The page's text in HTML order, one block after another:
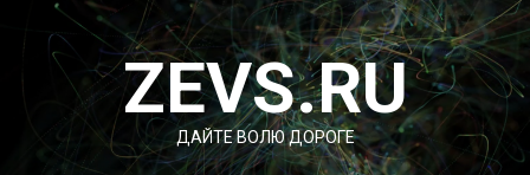
Перейти
содержимомуZEVS.RU
ДАЙТЕ ВОЛЮ ДОРОГЕ